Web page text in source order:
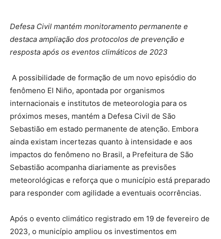
Defesa Civil mantém monitoramento permanente e
destaca ampliação dos protocolos de prevenção e
resposta após os eventos climáticos de 2023
A possibilidade de formação de um novo episódio do
fenômeno El Niño, apontada por organismos
internacionais e institutos de meteorologia para os
próximos meses, mantém a Defesa Civil de São
Sebastião em estado permanente de atenção. Embora
ainda existam incertezas quanto à intensidade e aos
impactos do fenômeno no Brasil, a Prefeitura de São
Sebastião acompanha diariamente as previsões
meteorológicas e reforça que o município está preparado
para responder com agilidade a eventuais ocorrências.
Após o evento climático registrado em 19 de fevereiro de
2023, o município ampliou os investimentos em